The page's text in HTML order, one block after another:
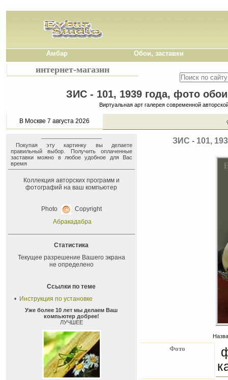
Амбар Обои, заставки
интернет-магазин
ЗИС - 101, 1939 года, фото
Виртуальная арт галерея современной
В Москве 7 августа 2026
Покупая эту картинку вы делаете
правильный выбор. Получить оплаченные
заставки можно в любое удобное для Вас
время
Коллекция авторских программ и
фотографий на ваш компьютер
Photo
Copyright
Абракадабра
Статистика
Текущее разрешение Вашего экрана
не определено
Ссылки по теме
• Инструкция по установке
Уже более 10 лет мы делаем Ваш
компьютер добрее!
ЛУЧШЕЕ
ЗИС - 101,
Фото